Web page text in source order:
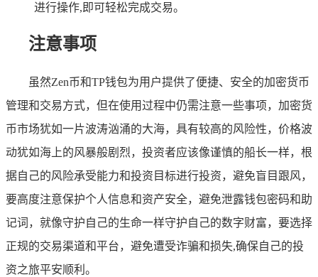
进行操作,即可轻松完成交易。
注意事项
虽然Zen币和TP钱包为用户提供了便捷、安全的加密货币
管理和交易方式，但在使用过程中仍需注意一些事项，加密货
币市场犹如一片波涛汹涌的大海，具有较高的风险性，价格波
动犹如海上的风暴般剧烈，投资者应该像谨慎的船长一样，根
据自己的风险承受能力和投资目标进行投资，避免盲目跟风，
要高度注意保护个人信息和资产安全，避免泄露钱包密码和助
记词，就像守护自己的生命一样守护自己的数字财富，要选择
正规的交易渠道和平台，避免遭受诈骗和损失,确保自己的投
资之旅平安顺利。